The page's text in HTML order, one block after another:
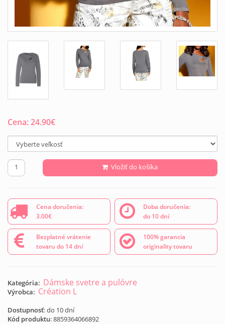
Cena:24.90€
Vložiť do košíka
Cena doručenia:
3.00€
Doba doručenia:
do 10 dní
Bezplatné vrátenie
tovaru do 14 dní
100% garancia
originality tovaru
Kategória: Dámske svetre a pulóvre
Výrobca: Création L
Dostupnosť: do 10 dní
Kód produktu:8859364066892